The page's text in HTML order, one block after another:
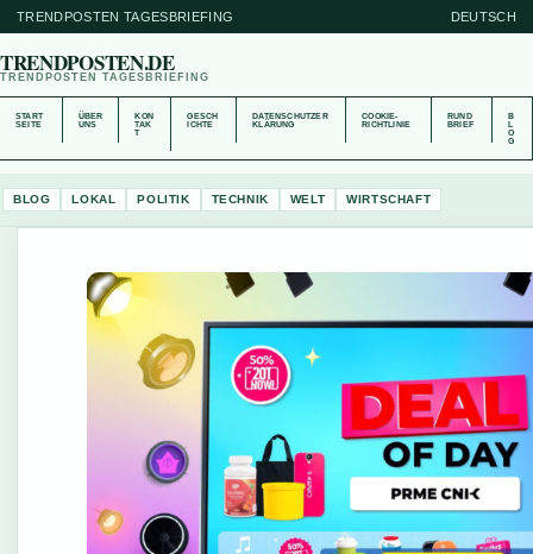
TRENDPOSTEN TAGESBRIEFING DEUTSCH
TRENDPOSTEN.DE
TRENDPOSTEN TAGESBRIEFING
START
SEITE
ÜBER
UNS
KON
TAK
T
GESCH
ICHTE
DATENSCHUTZER
KLÄRUNG
COOKIE-
RICHTLINIE
RUND
BRIEF
B
O
G
BLOG LOKAL POLITIK TECHNIK WELT WIRTSCHAFT